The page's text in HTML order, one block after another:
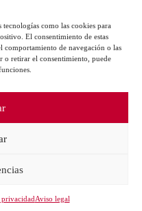
como las cookies para
El consentimiento de estas
comportamiento de navegación o las
o retirar el consentimiento, puede
Aviso legal